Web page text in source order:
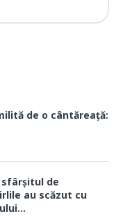
de o cântăreață:
sfârșitul de
au scăzut cu